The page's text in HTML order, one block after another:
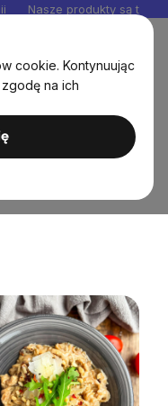
cookie. Kontynuując
na ich
Nasze produkty są
z serem
z